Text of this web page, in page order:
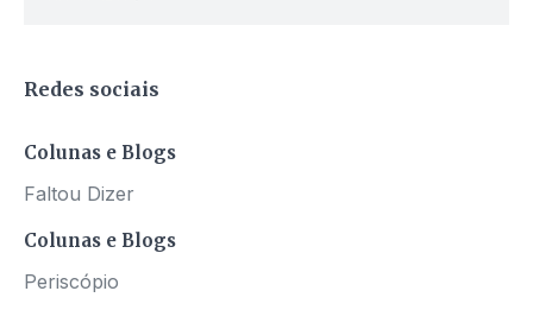
Redes sociais
Colunas e Blogs
Faltou Dizer
Colunas e Blogs
Periscópio